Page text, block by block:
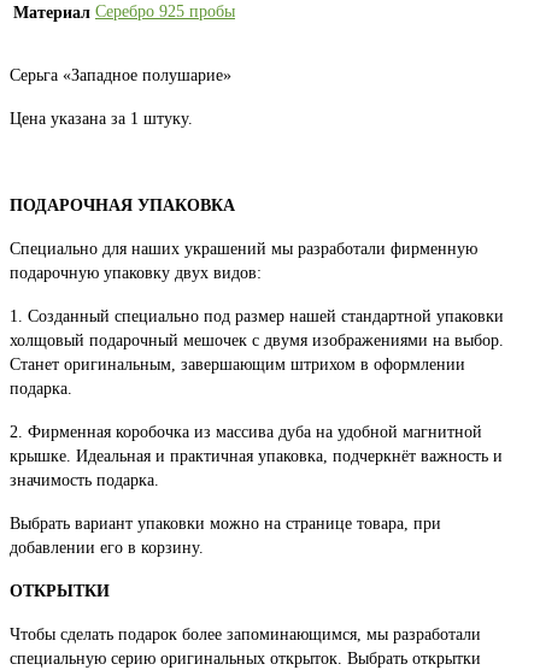
Материал Серебро 925 пробы
Серьга «Западное полушарие»
Цена указана за 1 штуку.
ПОДАРОЧНАЯ УПАКОВКА
Специально для наших украшений мы разработали фирменную
подарочную упаковку двух видов:
1. Созданный специально под размер нашей стандартной упаковки
холщовый подарочный мешочек с двумя изображениями на выбор.
Станет оригинальным, завершающим штрихом в оформлении
подарка.
2. Фирменная коробочка из массива дуба на удобной магнитной
крышке. Идеальная и практичная упаковка, подчеркнёт важность и
значимость подарка.
Выбрать вариант упаковки можно на странице товара, при
добавлении его в корзину.
ОТКРЫТКИ
Чтобы сделать подарок более запоминающимся, мы разработали
специальную серию оригинальных открыток. Выбрать открытки